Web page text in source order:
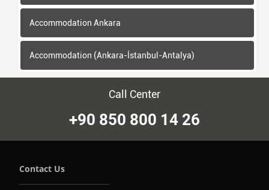
Accommodation Ankara
Accommodation (Ankara-İstanbul-Antalya)
Call Center
+90 850 800 14 26
Contact Us